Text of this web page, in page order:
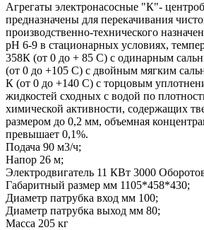
Агрегаты электронасосные "К"-
предназначены для перекачивания
производственно-технического
рН 6-9 в стационарных условиях,
358К (от 0 до + 85 С) с одинарным
(от 0 до +105 С) с двойным мягким
К (от 0 до +140 С) с торцовым
жидкостей сходных с водой по
химической активности, содержащих
размером до 0,2 мм, объемная
превышает 0,1%.
Подача 90 м3/ч;
Напор 26 м;
Электродвигатель 11 КВт 3000
Габаритный размер мм 1105*458*430;
Диаметр патрубка вход мм 100;
Диаметр патрубка выход мм 80;
Масса 205 кг